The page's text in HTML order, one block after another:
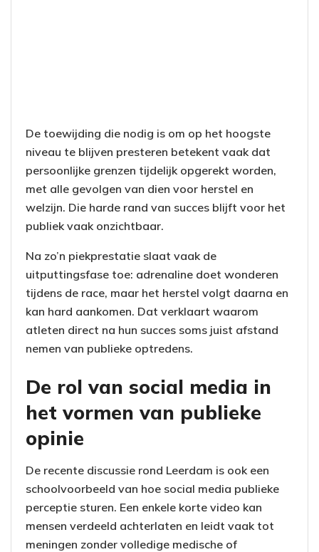
De toewijding die nodig is om op het hoogste
niveau te blijven presteren betekent vaak dat
persoonlijke grenzen tijdelijk opgerekt worden,
met alle gevolgen van dien voor herstel en
welzijn. Die harde rand van succes blijft voor het
publiek vaak onzichtbaar.
Na zo’n piekprestatie slaat vaak de
uitputtingsfase toe: adrenaline doet wonderen
tijdens de race, maar het herstel volgt daarna en
kan hard aankomen. Dat verklaart waarom
atleten direct na hun succes soms juist afstand
nemen van publieke optredens.
De rol van social media in
het vormen van publieke
opinie
De recente discussie rond Leerdam is ook een
schoolvoorbeeld van hoe social media publieke
perceptie sturen. Een enkele korte video kan
mensen verdeeld achterlaten en leidt vaak tot
meningen zonder volledige medische of